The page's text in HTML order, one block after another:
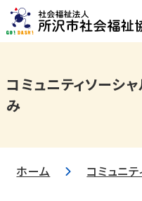
コミュニティソーシ
み
ホーム コミュニ